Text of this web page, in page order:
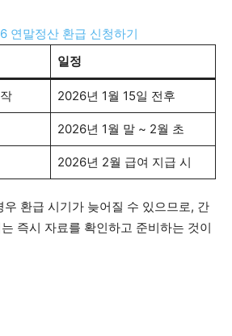
연말정산 환급 신청하기
일정
2026년 1월 15일 전후
2026년 1월 말 ~ 2월 초
2026년 2월 급여 지급 시
우 환급 시기가 늦어질 수 있으므로, 간
즉시 자료를 확인하고 준비하는 것이